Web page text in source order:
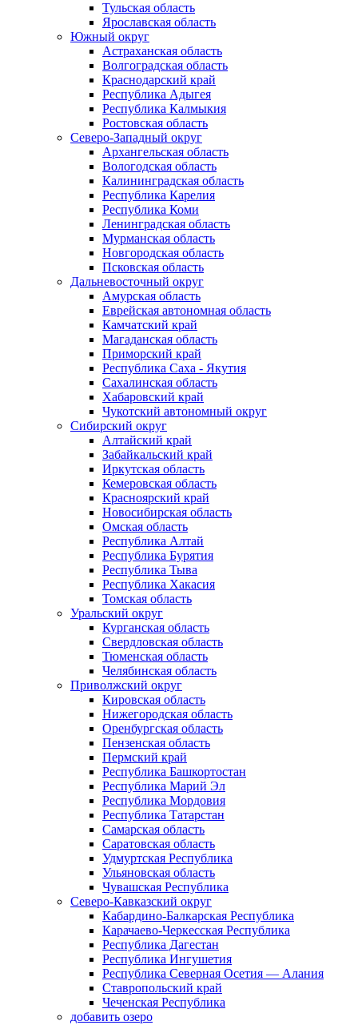
Тульская область
Ярославская область
Южный округ
Астраханская область
Волгоградская область
Краснодарский край
Республика Адыгея
Республика Калмыкия
Ростовская область
Северо-Западный округ
Архангельская область
Вологодская область
Калининградская область
Республика Карелия
Республика Коми
Ленинградская область
Мурманская область
Новгородская область
Псковская область
Дальневосточный округ
Амурская область
Еврейская автономная область
Камчатский край
Магаданская область
Приморский край
Республика Саха - Якутия
Сахалинская область
Хабаровский край
Чукотский автономный округ
Сибирский округ
Алтайский край
Забайкальский край
Иркутская область
Кемеровская область
Красноярский край
Новосибирская область
Омская область
Республика Алтай
Республика Бурятия
Республика Тыва
Республика Хакасия
Томская область
Уральский округ
Курганская область
Свердловская область
Тюменская область
Челябинская область
Приволжский округ
Кировская область
Нижегородская область
Оренбургская область
Пензенская область
Пермский край
Республика Башкортостан
Республика Марий Эл
Республика Мордовия
Республика Татарстан
Самарская область
Саратовская область
Удмуртская Республика
Ульяновская область
Чувашская Республика
Северо-Кавказский округ
Кабардино-Балкарская Республика
Карачаево-Черкесская Республика
Республика Дагестан
Республика Ингушетия
Республика Северная Осетия — Алания
Ставропольский край
Чеченская Республика
добавить озеро